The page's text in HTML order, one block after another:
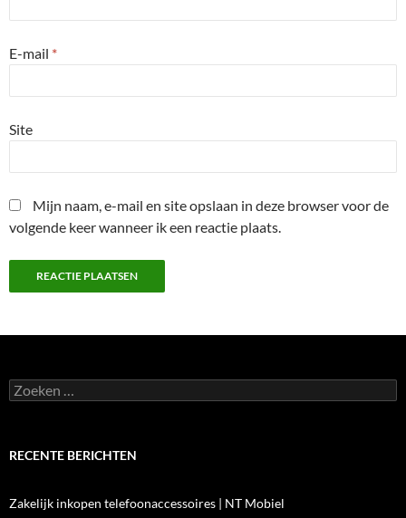
E-mail *
Site
Mijn naam, e-mail en site opslaan in deze browser voor de
volgende keer wanneer ik een reactie plaats.
Zoeken
naar:
RECENTE BERICHTEN
Zakelijk inkopen telefoonaccessoires | NT Mobiel